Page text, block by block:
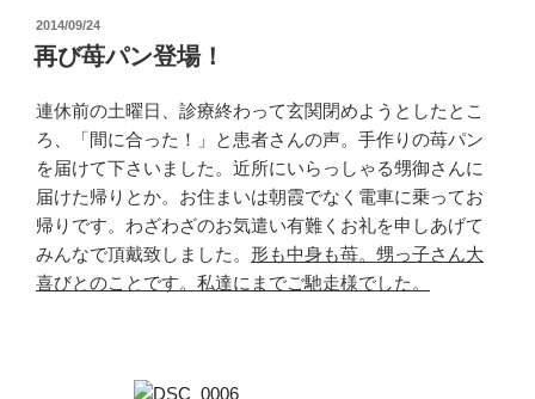
投
稿
日:
2014/09/24
再び苺パン登場！
連休前の土曜日、診療終わって玄関閉めようとしたとこ
ろ、「間に合った！」と患者さんの声。手作りの苺パン
を届けて下さいました。近所にいらっしゃる甥御さんに
届けた帰りとか。お住まいは朝霞でなく電車に乗ってお
帰りです。わざわざのお気遣い有難くお礼を申しあげて
みんなで頂戴致しました。 形も中身も苺。甥っ子さん大
喜びとのことです。私達にまでご馳走様でした。